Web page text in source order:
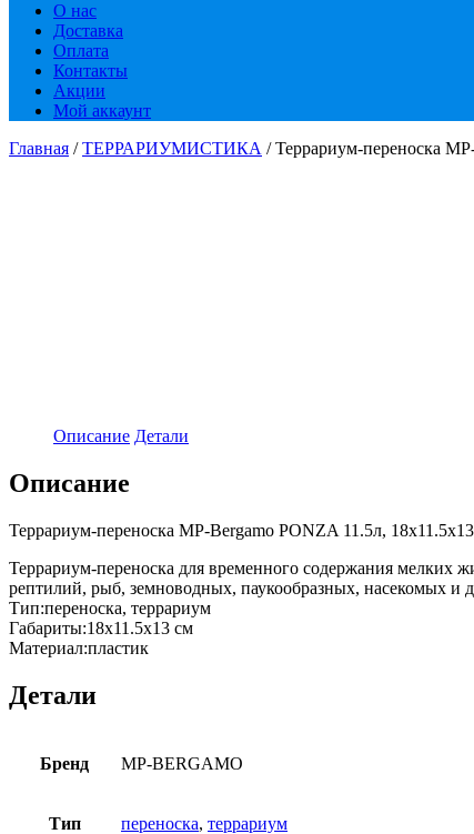
О нас
Доставка
Оплата
Контакты
Акции
Мой аккаунт
Главная /ТЕРРАРИУМИСТИКА / Террариум-переноска
Описание Детали
Описание
Террариум-переноска MP-Bergamo PONZA 11.5л,
Террариум-переноска для временного содержания мелких
рептилий, рыб, земноводных, паукообразных, насекомых и
Тип:переноска, террариум
Габариты:18х11.5х13 см
Материал:пластик
Детали
Бренд MP-BERGAMO
Тип переноска, террариум